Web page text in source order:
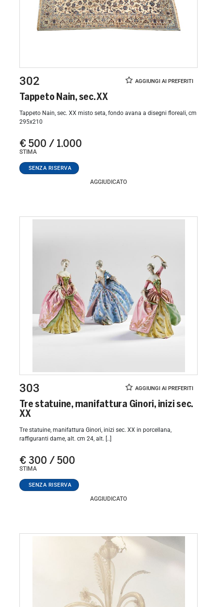
302
Tappeto Nain, sec. XX
Tappeto Nain, sec. XX misto seta, fondo avana a disegni floreali, cm
295x210
€ 500 / 1.000
STIMA
AGGIUDICATO
303
Tre statuine, manifattura Ginori, inizi sec.
XX
Tre statuine, manifattura Ginori, inizi sec. XX in porcellana,
raffiguranti dame, alt. cm 24, alt. [..]
€ 300 / 500
STIMA
AGGIUDICATO